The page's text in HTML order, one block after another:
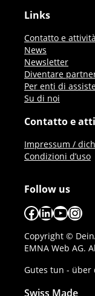
Links
Contatto e attività
News
Newsletter
Diventare
Per enti di
Su di noi
Contatto e
Impressum /
Condizioni d’uso
Follow us
Facebook
LinkedIn
Copyright ©
EMNA Web AG.
Gutes tun - über
Swiss Made